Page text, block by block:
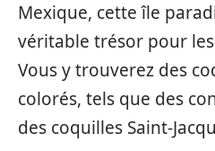
Mexique, cette île
véritable trésor pour
Vous y trouverez des
colorés, tels que des
des coquilles Saint-